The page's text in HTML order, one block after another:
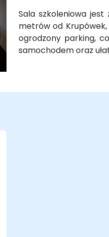
Sala szkoleniowa
metrów od
ogrodzony parking,
samochodem oraz